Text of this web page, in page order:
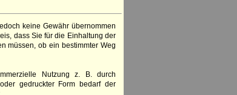
keine Gewähr übernommen
dass Sie für die Einhaltung der
müssen, ob ein bestimmter Weg
Nutzung z. B. durch
gedruckter Form bedarf der